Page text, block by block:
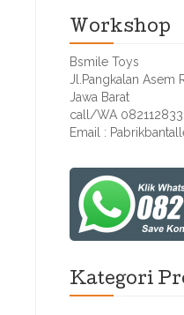
Workshop
Bsmile Toys
Jl.Pangkalan Asem
Jawa Barat
call/WA
Email :
Kategori